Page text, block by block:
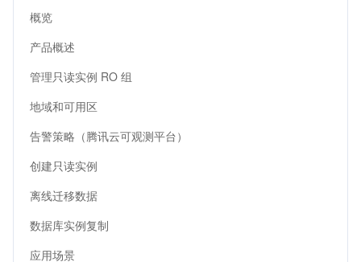
概览
产品概述
管理只读实例 RO 组
地域和可用区
告警策略（腾讯云可观测平台）
创建只读实例
离线迁移数据
数据库实例复制
应用场景